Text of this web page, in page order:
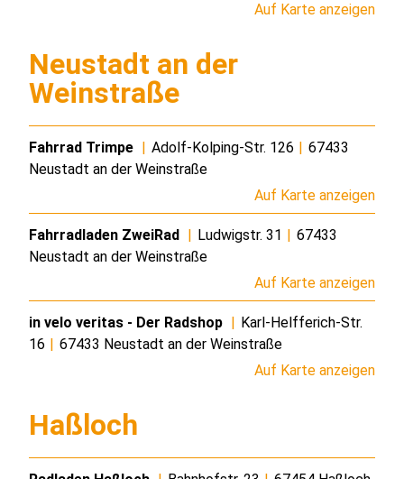
Auf Karte anzeigen
Neustadt an der
Weinstraße
Fahrrad Trimpe Adolf-Kolping-Str. 126
67433
Neustadt an der Weinstraße
Auf Karte anzeigen
Fahrradladen ZweiRad Ludwigstr. 31
67433
Neustadt an der Weinstraße
Auf Karte anzeigen
in velo veritas - Der Radshop
Karl-Helfferich-Str.
16
67433 Neustadt an der Weinstraße
Auf Karte anzeigen
Haßloch